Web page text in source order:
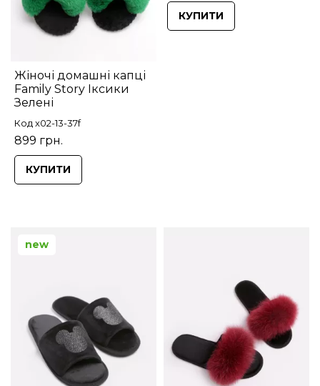
Жіночі домашні капці
Family Story Іксики
Зелені
Код x02-13-37f
899 грн.
КУПИТИ
КУПИТИ
new